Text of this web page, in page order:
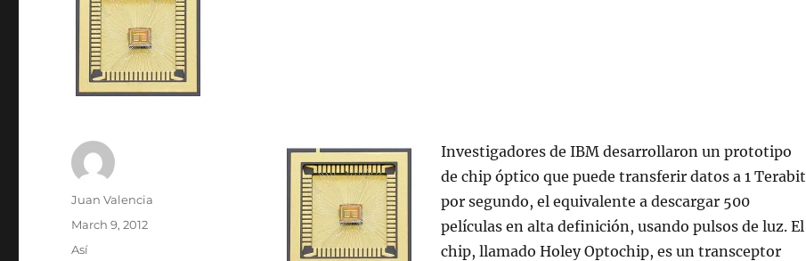
Investigadores de IBM desarrollaron un prototipo
de chip óptico que puede transferir datos a 1 Terabit
por segundo, el equivalente a descargar 500
películas en alta definición, usando pulsos de luz. El
chip, llamado Holey Optochip, es un transceptor
Author
Juan Valencia
Posted
March 9, 2012
Categories
Así